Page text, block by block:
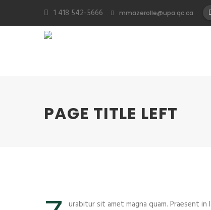
1 418 542-5666 mmazerolle@upa.qc.ca
PAGE TITLE LEFT
urabitur sit amet magna quam. Praesent